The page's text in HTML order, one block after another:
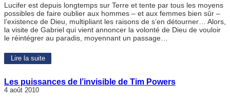
Lucifer est depuis longtemps sur Terre et tente par tous les moyens
possibles de faire oublier aux hommes – et aux femmes bien sûr –
l’existence de Dieu, multipliant les raisons de s’en détourner… Alors,
la visite de Gabriel qui vient annoncer la volonté de Dieu de vouloir
le réintégrer au paradis, moyennant un passage…
Lire la suite
Les puissances de l’invisible de Tim Powers
4 août 2010